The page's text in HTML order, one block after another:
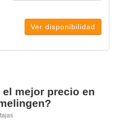
Ver disponibilidad
mejor precio en